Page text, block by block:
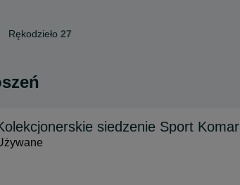
Rękodzieło 27
siedzenie Sport Komar